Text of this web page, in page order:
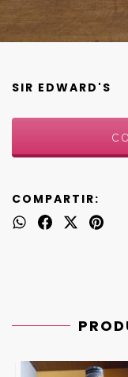
SIR EDWARD'S
COMPARTIR: